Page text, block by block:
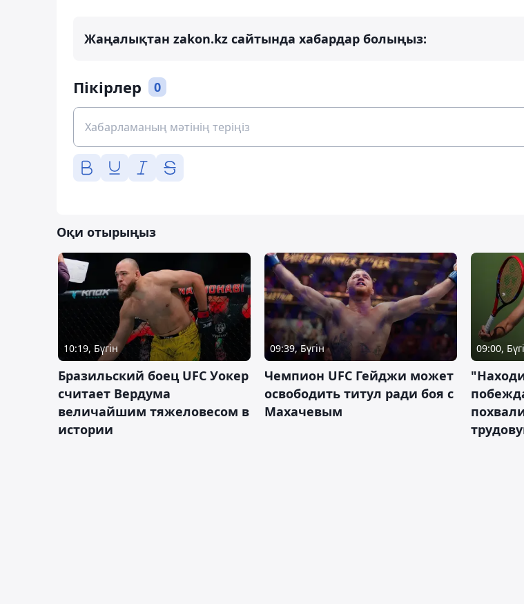
Жаңалықтан zakon.kz сайтында хабардар болыңыз:
Пікірлер 0
Оқи отырыңыз
10:19, Бүгін
Бразильский боец UFC Уокер
считает Вердума
величайшим тяжеловесом в
истории
09:39, Бүгін
Чемпион UFC Гейджи может
освободить титул ради боя с
Махачевым
09:00,